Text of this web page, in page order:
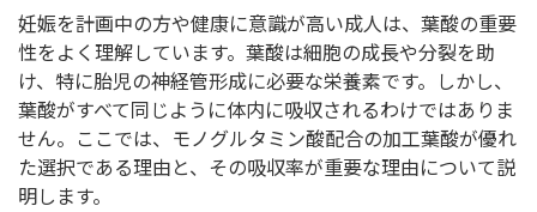
妊娠を計画中の方や健康に意識が高い成人は、葉酸の重要
性をよく理解しています。葉酸は細胞の成長や分裂を助
け、特に胎児の神経管形成に必要な栄養素です。しかし、
葉酸がすべて同じように体内に吸収されるわけではありま
せん。ここでは、モノグルタミン酸配合の加工葉酸が優れ
た選択である理由と、その吸収率が重要な理由について説
明します。